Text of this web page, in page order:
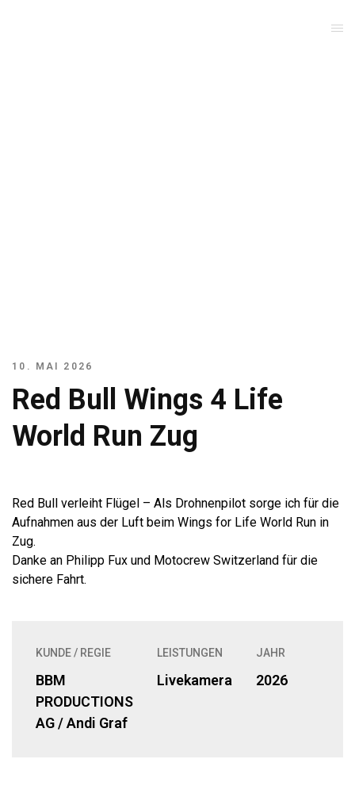
10. MAI 2026
Red Bull Wings 4 Life
World Run Zug
Red Bull
verleiht Flügel – Als Drohnenpilot sorge ich für die
Aufnahmen aus der Luft beim Wings for Life World Run in
Zug.
Danke an Philipp Fux und Motocrew Switzerland für die
sichere Fahrt.
KUNDE / REGIE
BBM
PRODUCTIONS
AG / Andi Graf
LEISTUNGEN
Livekamera
JAHR
2026